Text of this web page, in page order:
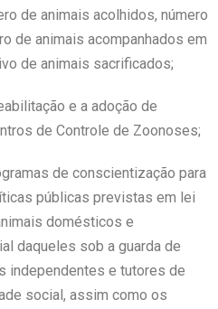
de animais acolhidos, número
de animais acompanhados em
de animais sacrificados;
e a adoção de
de Controle de Zoonoses;
de conscientização para
públicas previstas em lei
domésticos e
daqueles sob a guarda de
independentes e tutores de
social, assim como os